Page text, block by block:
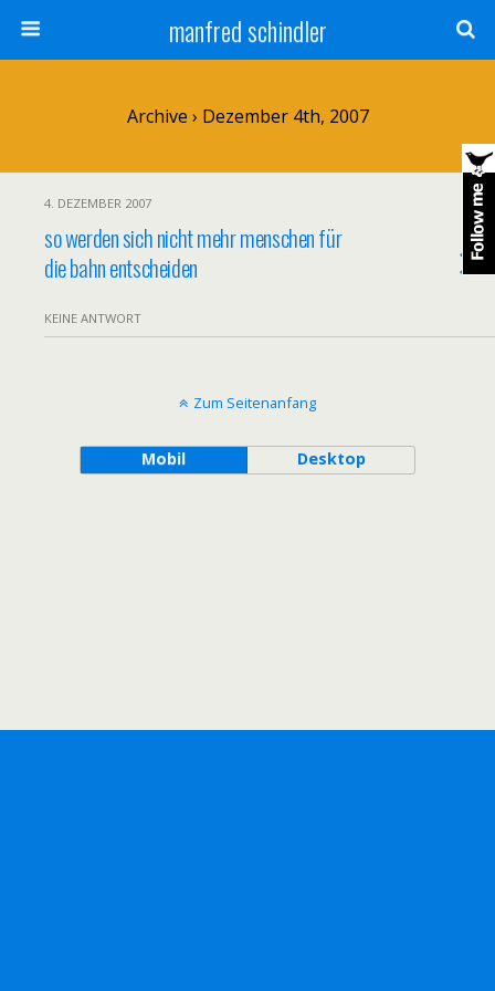
manfred schindler
Archive › Dezember 4th, 2007
4. DEZEMBER 2007
so werden sich nicht mehr menschen für
die bahn entscheiden
KEINE ANTWORT
Zum Seitenanfang
Mobil Desktop